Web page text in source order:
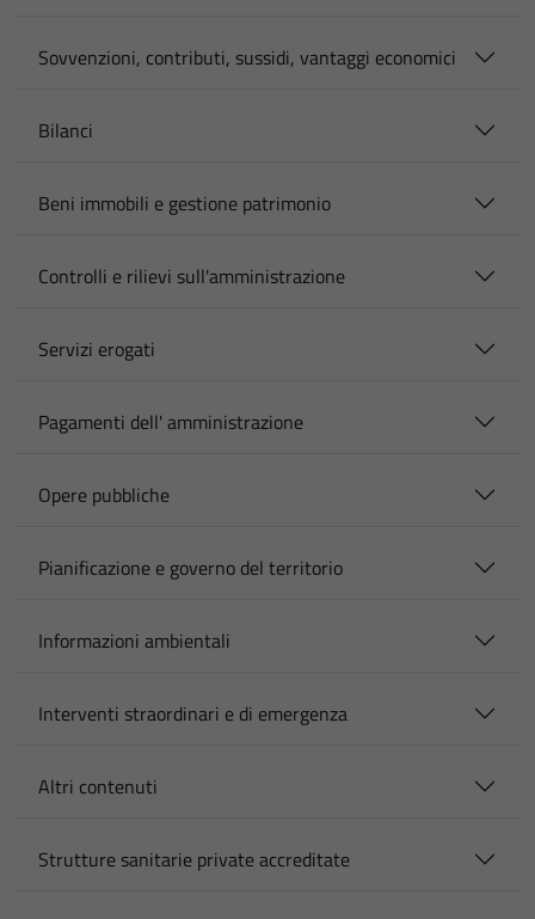
Sovvenzioni, contributi, sussidi, vantaggi economici
Bilanci
Beni immobili e gestione patrimonio
Controlli e rilievi sull'amministrazione
Servizi erogati
Pagamenti dell' amministrazione
Opere pubbliche
Pianificazione e governo del territorio
Informazioni ambientali
Interventi straordinari e di emergenza
Altri contenuti
Strutture sanitarie private accreditate